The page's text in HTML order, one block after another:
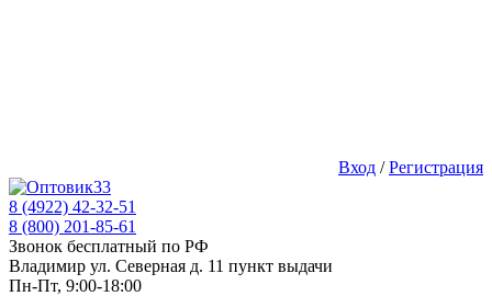
Вход /Регистрация
8 (4922) 42-32-51
8 (800) 201-85-61
Звонок бесплатный по РФ
Владимир ул. Северная д. 11 пункт выдачи
Пн-Пт, 9:00-18:00